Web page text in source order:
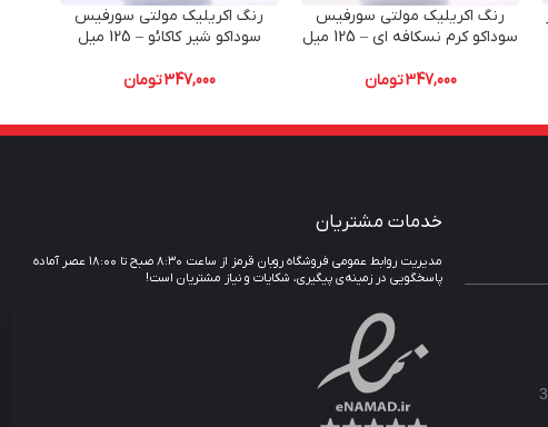
رنگ اکریلیک مولتی سورفیس
سوداکو کرم نسکافه ای – 125 میل
347,000تومان
رنگ اکریلیک مولتی سورفیس
سوداکو شیر کاکائو – 125 میل
347,000تومان
خدمات مشتریان
مدیریت روابط عمومی فروشگاه روبان قرمز از ساعت ۸:۳۰ صبح تا ۱۸:۰۰ عصر آماده
پاسخگویی در زمینه‌ی پیگیری، شکایات و نیاز مشتریان است!